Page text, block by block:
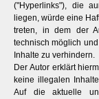
("Hyperlinks"), die
liegen, würde eine
treten, in dem der
technisch möglich
Inhalte zu verhindern.
Der Autor erklärt
keine illegalen
Auf die aktuelle